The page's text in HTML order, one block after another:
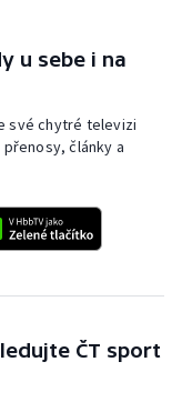
u sebe i na
své chytré televizi
články a
ČT sport